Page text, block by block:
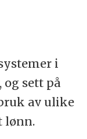
i
sett på
av ulike
lønn.